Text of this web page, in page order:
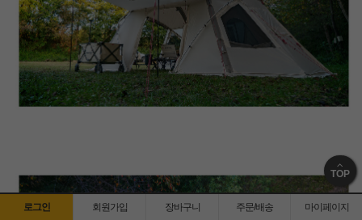
TOP
로그인 회원가입 장바구니 주문/배송 마이페이지